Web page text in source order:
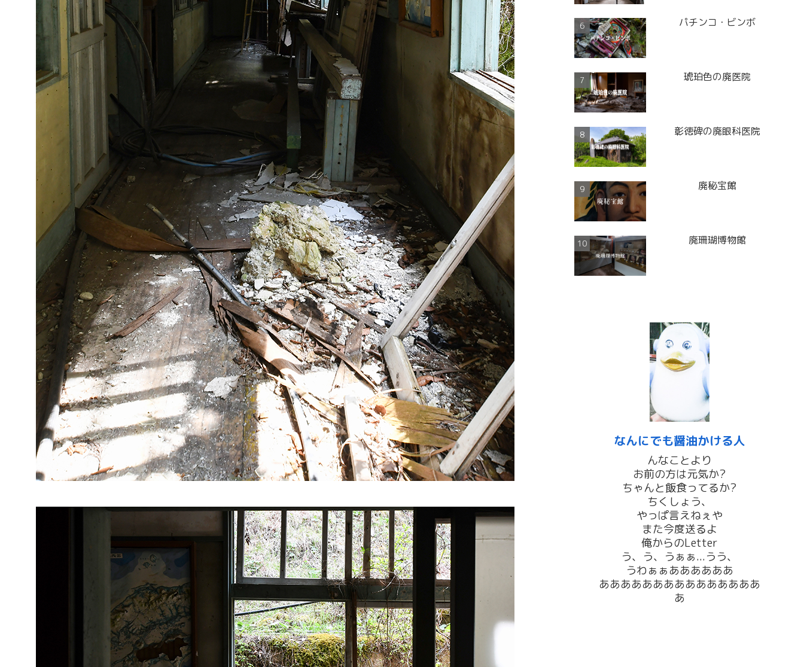
パチンコ・ビンボ
琥珀色の廃医院
彰徳碑の廃眼科医院
廃秘宝館
廃珊瑚博物館
なんにでも醤油かける人
んなことより
お前の方は元気か?
ちゃんと飯食ってるか?
ちくしょう、
やっぱ言えねぇや
また今度送るよ
俺からのLetter
う、う、うぁぁ...うう、
うわぁぁああああああ
あああああああああああああああ
あ